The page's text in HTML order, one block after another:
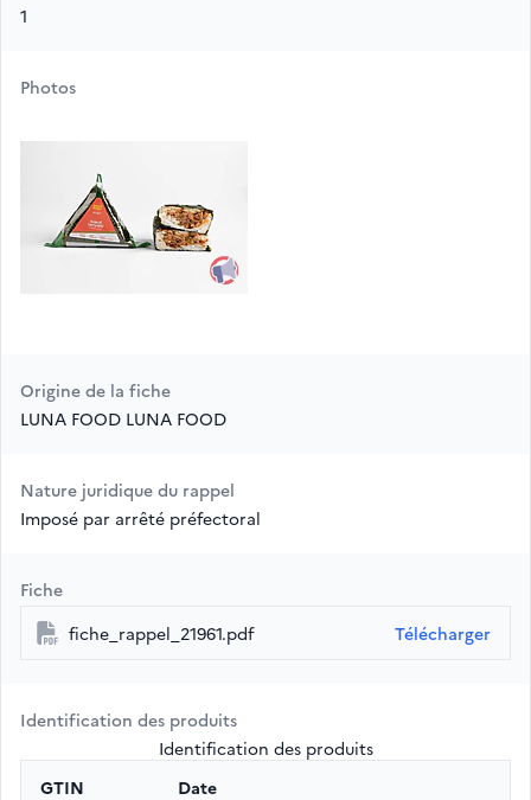
1
Photos
Origine de la fiche
LUNA FOOD LUNA FOOD
Nature juridique du rappel
Imposé par arrêté préfectoral
Fiche
fiche_rappel_21961.pdf
Télécharger
Identification des produits
Identification des produits
GTIN
Date